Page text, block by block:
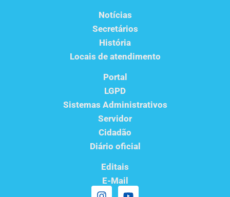
Notícias
Secretários
História
Locais de atendimento
Portal
LGPD
Sistemas Administrativos
Servidor
Cidadão
Diário oficial
Editais
E-Mail